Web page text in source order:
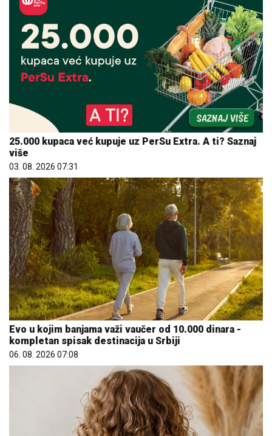
25.000 kupaca već kupuje uz PerSu Extra. A ti? Saznaj
više
03. 08. 2026 07:31
Evo u kojim banjama važi vaučer od 10.000 dinara -
kompletan spisak destinacija u Srbiji
06. 08. 2026 07:08